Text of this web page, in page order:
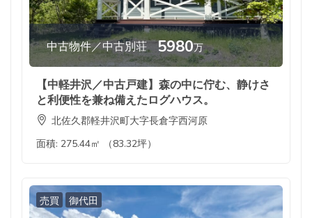
中古物件／中古別荘 5980万
【中軽井沢／中古戸建】森の中に佇む、静けさ
と利便性を兼ね備えたログハウス。
北佐久郡軽井沢町大字長倉字西河原
面積: 275.44㎡ （83.32坪）
売買 御代田